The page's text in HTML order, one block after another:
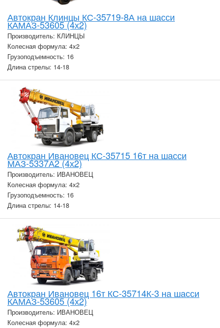
Автокран Клинцы КС-35719-8А на шасси
КАМАЗ-53605 (4х2)
Производитель: КЛИНЦЫ
Колесная формула: 4х2
Грузоподъемность: 16
Длина стрелы: 14-18
Автокран Ивановец КС-35715 16т на шасси
МАЗ-5337А2 (4х2)
Производитель: ИВАНОВЕЦ
Колесная формула: 4х2
Грузоподъемность: 16
Длина стрелы: 14-18
Автокран Ивановец 16т КС-35714К-3 на шасси
КАМАЗ-53605 (4х2)
Производитель: ИВАНОВЕЦ
Колесная формула: 4х2